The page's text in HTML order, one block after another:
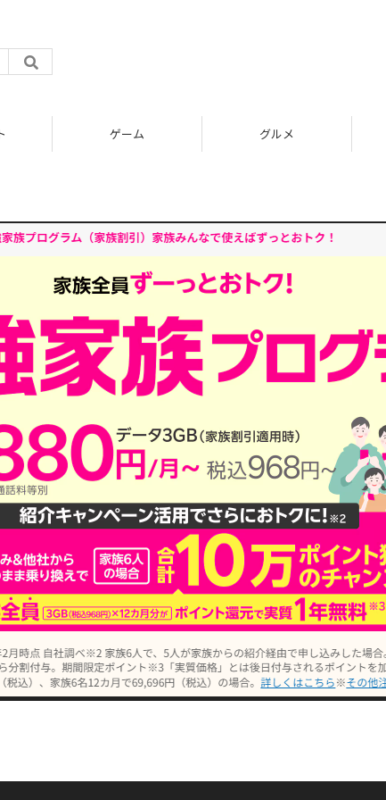
ゲーム グルメ